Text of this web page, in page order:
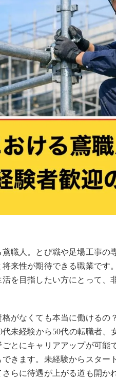
職人。とび職や足場工事の
来性が期待できる職業です
を目指したい方にとって、
格がなくても本当に働ける
未経験から50代の転職者
とにキャリアアップが可
きます。未経験からスター
らに待遇が上がる道も開か